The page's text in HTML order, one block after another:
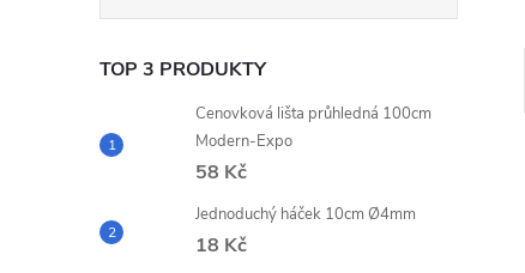
e
l
TOP 3 PRODUKTY
Cenovková lišta průhledná 100cm
Modern-Expo
58 Kč
Jednoduchý háček 10cm Ø4mm
18 Kč